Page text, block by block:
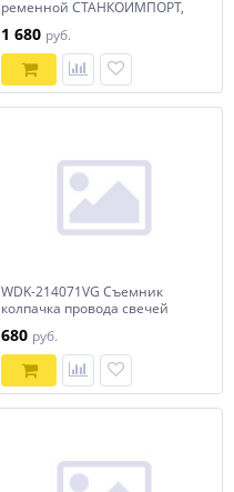
ременной СТАНКОИМПОРТ,
1 680 руб.
WDK-214071VG Съемник
колпачка провода свечей
Audi
680 руб.